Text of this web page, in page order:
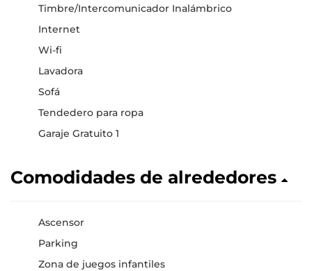
Timbre/Intercomunicador Inalámbrico
Internet
Wi-fi
Lavadora
Sofá
Tendedero para ropa
Garaje Gratuito 1
Comodidades de alrededores
Ascensor
Parking
Zona de juegos infantiles